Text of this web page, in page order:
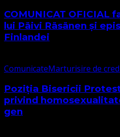
COMUNICAT OFICIAL
lui Päivi Räsänen și
Finlandei
ComunicateMarturisire de
Poziția Bisericii
privind
gen